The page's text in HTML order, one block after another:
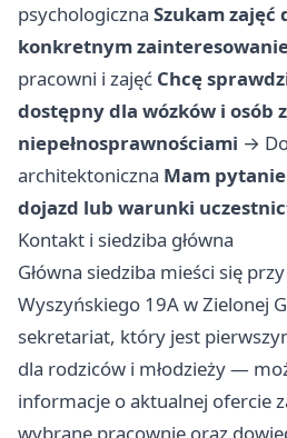
psychologiczna Szukam zajęć
konkretnym
pracowni i zajęć Chcę
dostępny dla wózków i osób z
niepełnosprawnościami →
architektoniczna Mam
dojazd lub warunki
Kontakt i siedziba główna
Główna siedziba mieści się
Wyszyńskiego 19A w Zielonej
sekretariat, który jest
dla rodziców i młodzieży —
informacje o aktualnej ofercie